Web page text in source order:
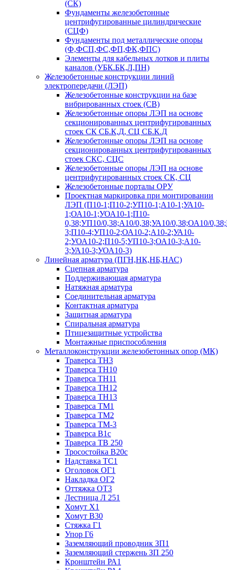
(СК)
Фундаменты железобетонные
центрифугированные цилиндрические
(СЦФ)
Фундаменты под металлические опоры
(Ф,ФСП,ФС,ФП,ФК,ФПС)
Элементы для кабельных лотков и плиты
каналов (УБК.БК,Л,ПН)
Железобетонные конструкции линий
электропередачи (ЛЭП)
Железобетонные конструкции на базе
вибрированных стоек (СВ)
Железобетонные опоры ЛЭП на основе
секционированных центрифугированных
стоек СК СБ.К,Д, СЦ СБ.К.Д
Железобетонные опоры ЛЭП на основе
секционированных центрифугированных
стоек СКС, СЦС
Железобетонные опоры ЛЭП на основе
центрифугированных стоек СК, СЦ
Железобетонные порталы ОРУ
Проектная маркировка при монтировании
ЛЭП (П10-1;П10-2;УП10-1;А10-1;УА10-
1;ОА10-1;УОА10-1;П10-
0,38;УП10/0,38;А10/0,38;УА10/0,38;ОА10/
3;П10-4;УП10-2;ОА10-2;А10-2;УА10-
2;УОА10-2;П10-5;УП10-3;ОА10-3;А10-
3;УА10-3;УОА10-3)
Линейная арматура (ПГН,НК,НБ,НАС)
Сцепная арматура
Поддерживающая арматура
Натяжная арматура
Соединительная арматура
Контактная арматура
Защитная арматура
Спиральная арматура
Птицезащитные устройства
Монтажные приспособления
Металлоконструкции железобетонных опор (МК)
Траверса ТН3
Траверса ТН10
Траверса ТН11
Траверса ТН12
Траверса ТН13
Траверса ТМ1
Траверса ТМ2
Траверса ТМ-3
Траверса В1с
Траверса ТВ 250
Тросостойка В20с
Надставка ТС1
Оголовок ОГ1
Накладка ОГ2
Оттяжка ОТ3
Лестница Л 251
Хомут Х1
Хомут В30
Стяжка Г1
Упор Г6
Заземляющий проводник ЗП1
Заземляющий стержень ЗП 250
Кронштейн РА1